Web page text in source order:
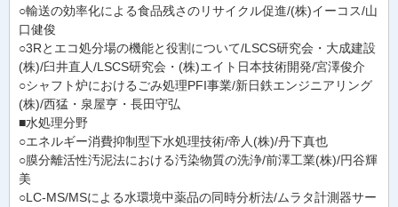
○輸送の効率化による食品残さのリサイクル促進/(株)イーコス/山
口健俊
○3Rとエコ処分場の機能と役割について/LSCS研究会・大成建設
(株)/臼井直人/LSCS研究会・(株)エイト日本技術開発/宮澤俊介
○シャフト炉におけるごみ処理PFI事業/新日鉄エンジニアリング
(株)/西猛・泉屋亨・長田守弘
■水処理分野
○エネルギー消費抑制型下水処理技術/帝人(株)/丹下真也
○膜分離活性汚泥法における汚染物質の洗浄/前澤工業(株)/円谷輝
美
○LC-MS/MSによる水環境中薬品の同時分析法/ムラタ計測器サー